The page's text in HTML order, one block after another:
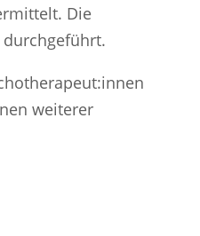
Die
weiterer